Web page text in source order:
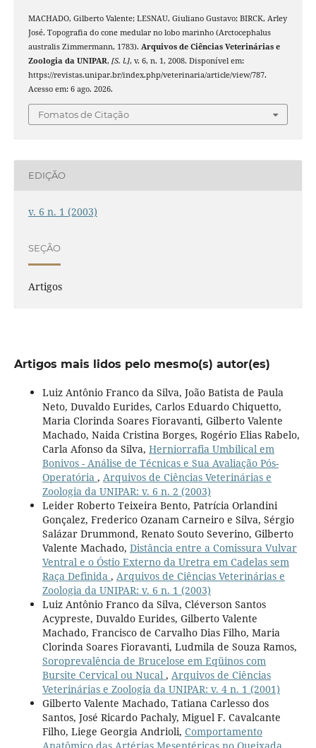
MACHADO, Gilberto Valente; LESNAU, Giuliano Gustavo; BIRCK, Arley
José. Topografia do cone medular no lobo marinho (Arctocephalus
australis Zimmermann, 1783). Arquivos de Ciências Veterinárias e
Zoologia da UNIPAR, [S. l.], v. 6, n. 1, 2008. Disponível em:
https://revistas.unipar.br/index.php/veterinaria/article/view/787.
Acesso em: 6 ago. 2026.
Fomatos de Citação
EDIÇÃO
v. 6 n. 1 (2003)
SEÇÃO
Artigos
Artigos mais lidos pelo mesmo(s) autor(es)
Luiz Antônio Franco da Silva, João Batista de Paula
Neto, Duvaldo Eurides, Carlos Eduardo Chiquetto,
Maria Clorinda Soares Fioravanti, Gilberto Valente
Machado, Naida Cristina Borges, Rogério Elias Rabelo,
Carla Afonso da Silva, Herniorrafia Umbilical em
Bonivos - Análise de Técnicas e Sua Avaliação Pós-
Operatória , Arquivos de Ciências Veterinárias e
Zoologia da UNIPAR: v. 6 n. 2 (2003)
Leider Roberto Teixeira Bento, Patrícia Orlandini
Gonçalez, Frederico Ozanam Carneiro e Silva, Sérgio
Salázar Drummond, Renato Souto Severino, Gilberto
Valente Machado, Distância entre a Comissura Vulvar
Ventral e o Óstio Externo da Uretra em Cadelas sem
Raça Definida , Arquivos de Ciências Veterinárias e
Zoologia da UNIPAR: v. 6 n. 1 (2003)
Luiz Antônio Franco da Silva, Cléverson Santos
Acypreste, Duvaldo Eurides, Gilberto Valente
Machado, Francisco de Carvalho Dias Filho, Maria
Clorinda Soares Fioravanti, Ludmila de Souza Ramos,
Soroprevalência de Brucelose em Eqüinos com
Bursite Cervical ou Nucal , Arquivos de Ciências
Veterinárias e Zoologia da UNIPAR: v. 4 n. 1 (2001)
Gilberto Valente Machado, Tatiana Carlesso dos
Santos, José Ricardo Pachaly, Miguel F. Cavalcante
Filho, Liege Georgia Andrioli, Comportamento